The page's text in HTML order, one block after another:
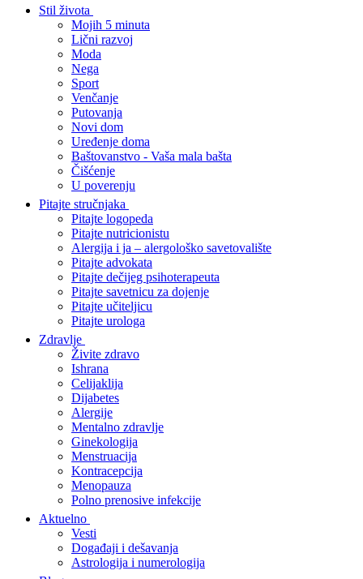
Stil života
Mojih 5 minuta
Lični razvoj
Moda
Nega
Sport
Venčanje
Putovanja
Novi dom
Uređenje doma
Baštovanstvo - Vaša mala bašta
Čišćenje
U poverenju
Pitajte stručnjaka
Pitajte logopeda
Pitajte nutricionistu
Alergija i ja – alergološko savetovalište
Pitajte advokata
Pitajte dečijeg psihoterapeuta
Pitajte savetnicu za dojenje
Pitajte učiteljicu
Pitajte urologa
Zdravlje
Živite zdravo
Ishrana
Celijaklija
Dijabetes
Alergije
Mentalno zdravlje
Ginekologija
Menstruacija
Kontracepcija
Menopauza
Polno prenosive infekcije
Aktuelno
Vesti
Događaji i dešavanja
Astrologija i numerologija